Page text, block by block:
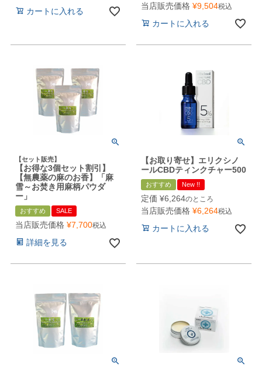
カートに入れる
当店販売価格 ¥9,504税込
カートに入れる
【セット販売】
【お得な3個セット割引】
【無農薬の麻のお香】「麻
雪～お焚き用麻柄パウダ
ー」
おすすめ SALE
当店販売価格 ¥7,700税込
詳細を見る
【お取り寄せ】エリクシノ
ールCBDティンクチャー500
おすすめ New !!
定価 ¥6,264のところ
当店販売価格 ¥6,264税込
カートに入れる